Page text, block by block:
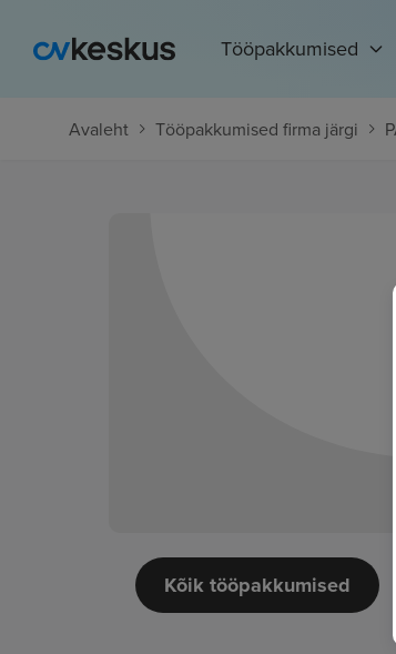
Tööpakkumised
Avaleht Tööpakkumised firma järgi
Kõik tööpakkumised